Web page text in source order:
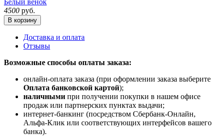
4500 руб.
В корзину
Доставка и оплата
Отзывы
Возможные способы оплаты заказа:
онлайн-оплата заказа (при оформлении заказа выберите
Оплата банковской картой);
наличными при получении покупки в нашем офисе
продаж или партнерских пунктах выдачи;
интернет-банкинг (посредством Сбербанк-Онлайн,
Альфа-Клик или соответствующих интерфейсов вашего
банка).